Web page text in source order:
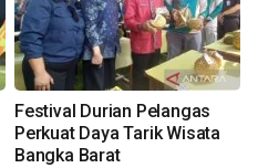
Festival Durian Pelangas
Perkuat Daya Tarik Wisata
Bangka Barat